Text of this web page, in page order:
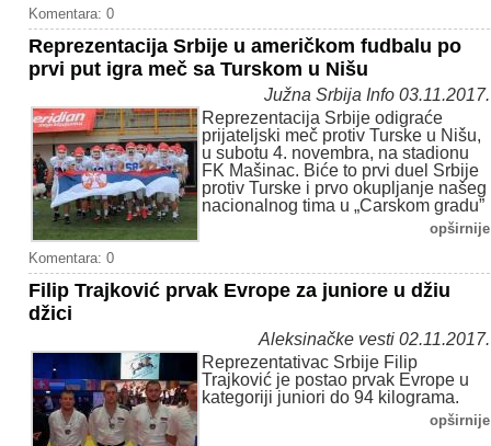
Komentara: 0
Reprezentacija Srbije u američkom fudbalu po
prvi put igra meč sa Turskom u Nišu
Južna Srbija Info 03.11.2017.
Reprezentacija Srbije odigraće
prijateljski meč protiv Turske u Nišu,
u subotu 4. novembra, na stadionu
FK Mašinac. Biće to prvi duel Srbije
protiv Turske i prvo okupljanje našeg
nacionalnog tima u „Carskom gradu”
opširnije
Komentara: 0
Filip Trajković prvak Evrope za juniore u džiu
džici
Aleksinačke vesti 02.11.2017.
Reprezentativac Srbije Filip
Trajković je postao prvak Evrope u
kategoriji juniori do 94 kilograma.
opširnije